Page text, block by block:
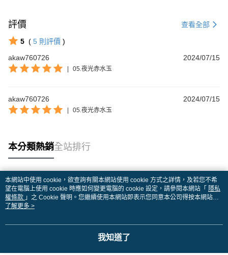
評價 查看全部
5 ( 5 則評價 )
akaw760726
2024/07/15
05.夜光赤水玉
akaw760726 2024/07/15
05.夜光赤水玉
本分類熱銷全站排行
熱門標籤
本網站中使用 cookie，欲查詢有關本網站使用 cookie 方式之詳情，及若您不希
望在電腦上使用 cookie 時應如何變更電腦的 cookie 設定，請參閱本網站「 隱私
權條款 」之 Cookie 聲明。您繼續使用本網站即表示您同意本公司得按本網站使
用條款之 Cookie 聲明使用 cookie。
了解更多 >
我知道了